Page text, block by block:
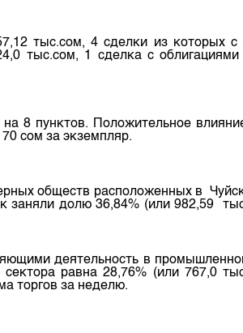
тыс.сом, 4 сделки из которых
тыс.сом, 1 сделка с
8 пунктов. Положительное
сом за экземпляр.
обществ расположенных в
заняли долю 36,84% (или 982,59
деятельность в
равна 28,76% (или 767,0
торгов за неделю.